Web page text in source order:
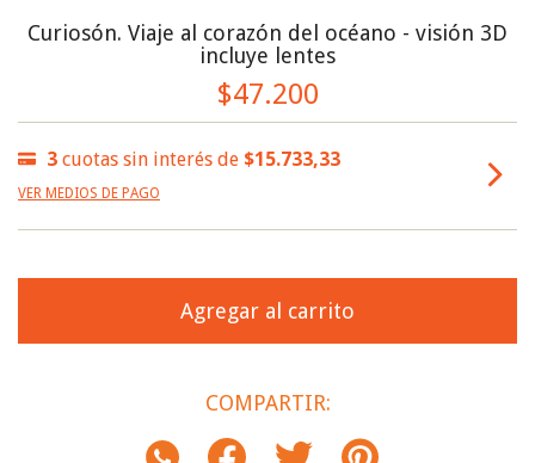
Curiosón. Viaje al corazón del océano - visión 3D
incluye lentes
$47.200
3 cuotas sin interés de $15.733,33
VER MEDIOS DE PAGO
COMPARTIR: